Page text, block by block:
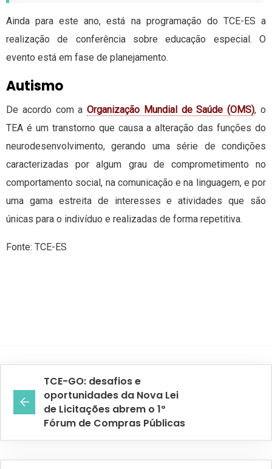
Ainda para este ano, está na programação do TCE-ES a
realização de conferência sobre educação especial. O
evento está em fase de planejamento.
Autismo
De acordo com aOrganização Mundial de Saúde (OMS), o
TEA é um transtorno que causa a alteração das funções do
neurodesenvolvimento, gerando uma série de condições
caracterizadas por algum grau de comprometimento no
comportamento social, na comunicação e na linguagem, e por
uma gama estreita de interesses e atividades que são
únicas para o indivíduo e realizadas de forma repetitiva.
Fonte: TCE-ES
TCE-GO: desafios e
oportunidades da Nova Lei
de Licitações abrem o 1º
Fórum de Compras Públicas